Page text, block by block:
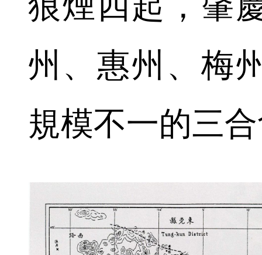
州、惠州、梅
規模不一的三